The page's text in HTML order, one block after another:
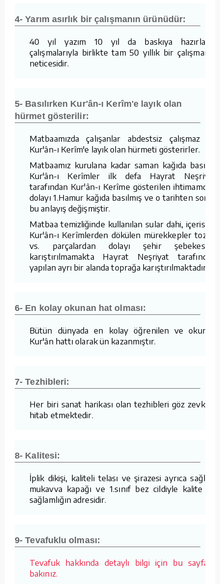
4- Yarım asırlık bir çalışmanın ürünüdür:
40 yıl yazım 10 yıl da baskıya hazırlama
çalışmalarıyla birlikte tam 50 yıllık bir çalışmanın
neticesidir.
5- Basılırken Kur'ân-ı Kerîm'e layık olan
hürmet gösterilir:
Matbaamızda çalışanlar abdestsiz çalışmaz ve
Kur'ân-ı Kerîm'e layık olan hürmeti gösterirler.
Matbaamız kurulana kadar saman kağıda basılan
Kur'ân-ı Kerîmler ilk defa Hayrat Neşriyat
tarafından Kur'ân-ı Kerîme gösterilen ihtimamdan
dolayı 1.Hamur kağıda basılmış ve o tarihten sonra
bu anlayış değişmiştir.
Matbaa temizliğinde kullanılan sular dahi, içerisine
Kur'ân-ı Kerîmlerden dökülen mürekkepler tozlar
vs. parçalardan dolayı şehir şebekesine
karıştırılmamakta Hayrat Neşriyat tarafından
yapılan ayrı bir alanda toprağa karıştırılmaktadır.
6- En kolay okunan hat olması:
Bütün dünyada en kolay öğrenilen ve okunan
Kur'ân hattı olarak ün kazanmıştır.
7- Tezhibleri:
Her biri sanat harikası olan tezhibleri göz zevkine
hitab etmektedir.
8- Kalitesi:
İplik dikişi, kaliteli telası ve şirazesi ayrıca sağlam
mukavva kapağı ve 1.sınıf bez cildiyle kalite ve
sağlamlığın adresidir.
9- Tevafuklu olması:
Tevafuk hakkında detaylı bilgi için bu sayfaya
bakınız.